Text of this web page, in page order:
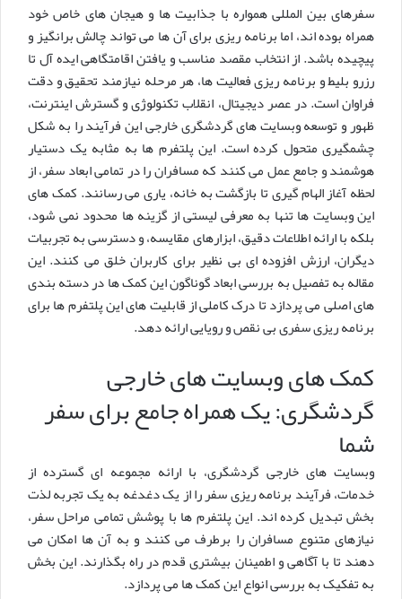
سفرهای بین المللی همواره با جذابیت ها و هیجان های خاص خود
همراه بوده اند، اما برنامه ریزی برای آن ها می تواند چالش برانگیز و
پیچیده باشد. از انتخاب مقصد مناسب و یافتن اقامتگاهی ایده آل تا
رزرو بلیط و برنامه ریزی فعالیت ها، هر مرحله نیازمند تحقیق و دقت
فراوان است. در عصر دیجیتال، انقلاب تکنولوژی و گسترش اینترنت،
ظهور و توسعه وبسایت های گردشگری خارجی این فرآیند را به شکل
چشمگیری متحول کرده است. این پلتفرم ها به مثابه یک دستیار
هوشمند و جامع عمل می کنند که مسافران را در تمامی ابعاد سفر، از
لحظه آغاز الهام گیری تا بازگشت به خانه، یاری می رسانند. کمک های
این وبسایت ها تنها به معرفی لیستی از گزینه ها محدود نمی شود،
بلکه با ارائه اطلاعات دقیق، ابزارهای مقایسه، و دسترسی به تجربیات
دیگران، ارزش افزوده ای بی نظیر برای کاربران خلق می کنند. این
مقاله به تفصیل به بررسی ابعاد گوناگون این کمک ها در دسته بندی
های اصلی می پردازد تا درک کاملی از قابلیت های این پلتفرم ها برای
برنامه ریزی سفری بی نقص و رویایی ارائه دهد.
کمک های وبسایت های خارجی
گردشگری: یک همراه جامع برای سفر
شما
وبسایت های خارجی گردشگری، با ارائه مجموعه ای گسترده از
خدمات، فرآیند برنامه ریزی سفر را از یک دغدغه به یک تجربه لذت
بخش تبدیل کرده اند. این پلتفرم ها با پوشش تمامی مراحل سفر،
نیازهای متنوع مسافران را برطرف می کنند و به آن ها امکان می
دهند تا با آگاهی و اطمینان بیشتری قدم در راه بگذارند. این بخش
به تفکیک به بررسی انواع این کمک ها می پردازد.